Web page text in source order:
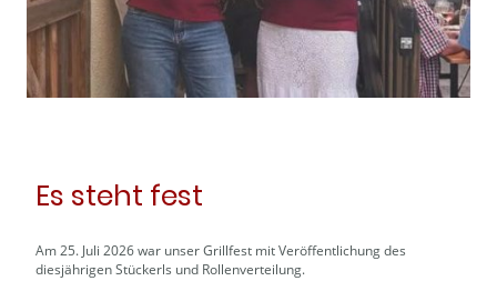
Es steht fest
Am 25. Juli 2026 war unser Grillfest mit Veröffentlichung des
diesjährigen Stückerls und Rollenverteilung.